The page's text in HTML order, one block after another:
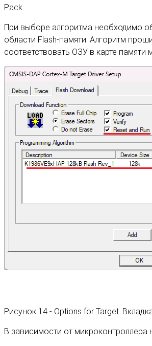
Pack.
При выборе алгоритма необходимо
области Flash-памяти. Алгоритм
соответствовать ОЗУ в карте памяти
Рисунок 14 - Options for Target.
В зависимости от микроконтроллера